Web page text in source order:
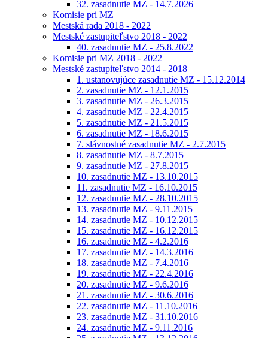
32. zasadnutie MZ - 14.7.2026
Komisie pri MZ
Mestská rada 2018 - 2022
Mestské zastupiteľstvo 2018 - 2022
40. zasadnutie MZ - 25.8.2022
Komisie pri MZ 2018 - 2022
Mestské zastupiteľstvo 2014 - 2018
1. ustanovujúce zasadnutie MZ - 15.12.2014
2. zasadnutie MZ - 12.1.2015
3. zasadnutie MZ - 26.3.2015
4. zasadnutie MZ - 22.4.2015
5. zasadnutie MZ - 21.5.2015
6. zasadnutie MZ - 18.6.2015
7. slávnostné zasadnutie MZ - 2.7.2015
8. zasadnutie MZ - 8.7.2015
9. zasadnutie MZ - 27.8.2015
10. zasadnutie MZ - 13.10.2015
11. zasadnutie MZ - 16.10.2015
12. zasadnutie MZ - 28.10.2015
13. zasadnutie MZ - 9.11.2015
14. zasadnutie MZ - 10.12.2015
15. zasadnutie MZ - 16.12.2015
16. zasadnutie MZ - 4.2.2016
17. zasadnutie MZ - 14.3.2016
18. zasadnutie MZ - 7.4.2016
19. zasadnutie MZ - 22.4.2016
20. zasadnutie MZ - 9.6.2016
21. zasadnutie MZ - 30.6.2016
22. zasadnutie MZ - 11.10.2016
23. zasadnutie MZ - 31.10.2016
24. zasadnutie MZ - 9.11.2016